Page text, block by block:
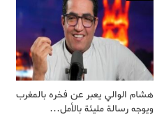
هشام الوالي يعبر عن فخره بالمغرب
ويوجه رسالة مليئة بالأمل…